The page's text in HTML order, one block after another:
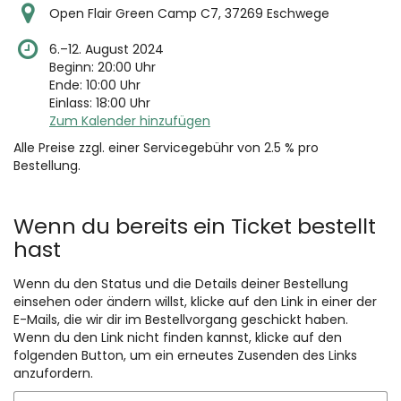
Open Flair Green Camp C7, 37269 Eschwege
6.–bis
12. August 2024
Beginn: 20:00 Uhr
Ende: 10:00 Uhr
Einlass: 18:00 Uhr
Zum Kalender hinzufügen
Alle Preise zzgl. einer Servicegebühr von 2.5 % pro
Bestellung.
Wenn du bereits ein Ticket bestellt
hast
Wenn du den Status und die Details deiner Bestellung
einsehen oder ändern willst, klicke auf den Link in einer der
E-Mails, die wir dir im Bestellvorgang geschickt haben.
Wenn du den Link nicht finden kannst, klicke auf den
folgenden Button, um ein erneutes Zusenden des Links
anzufordern.